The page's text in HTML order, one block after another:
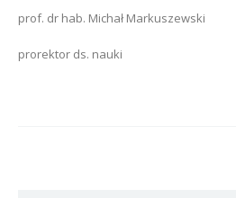
prof. dr hab. Michał Markuszewski
prorektor ds. nauki